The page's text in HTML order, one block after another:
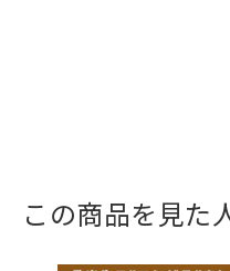
この商品を見た